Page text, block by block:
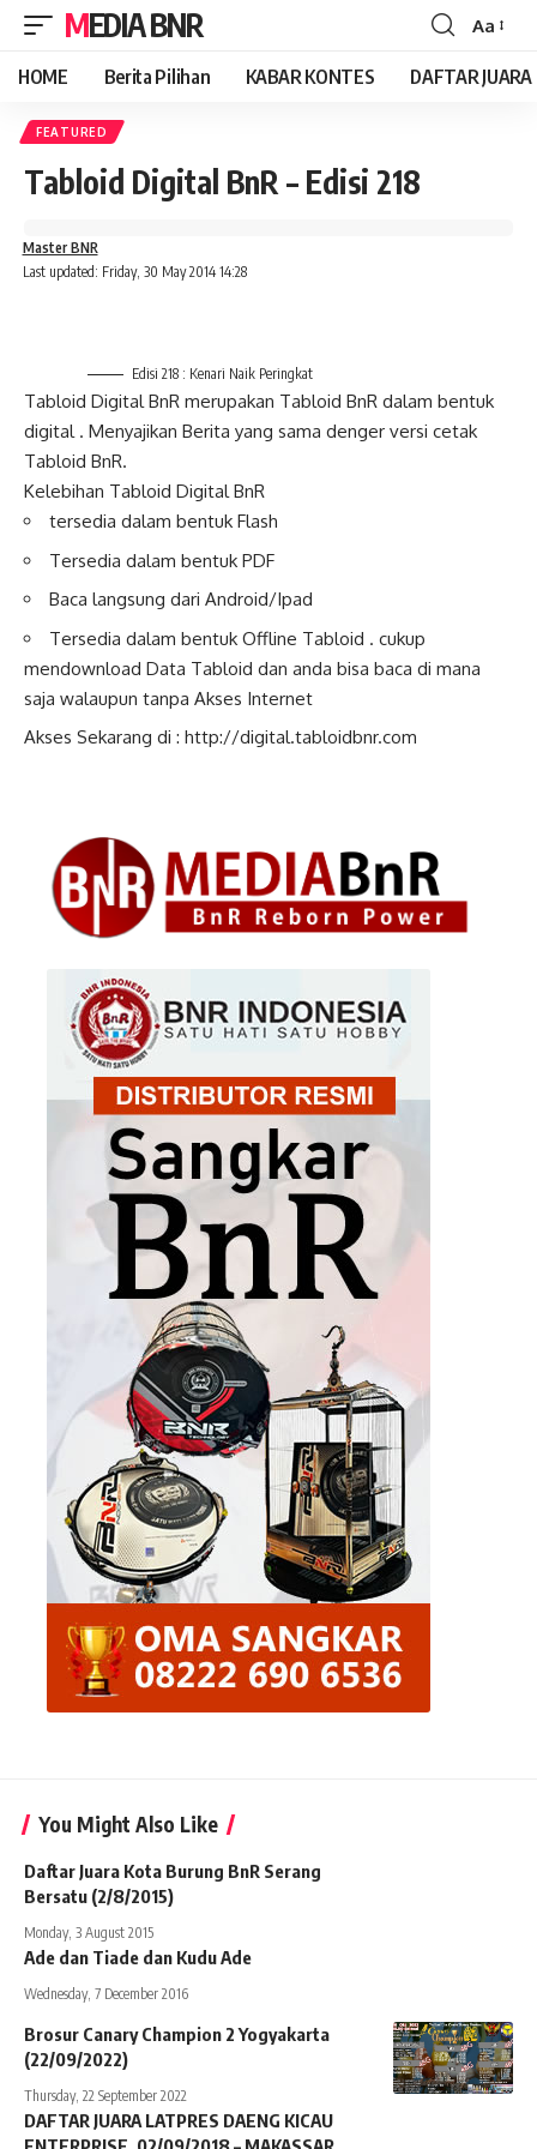
MEDIA BNR
Font
Resizer
Aa
HOME Berita Pilihan KABAR KONTES DAFTAR JUARA
FEATURED
Tabloid Digital BnR – Edisi 218
Last updated: Friday, 30 May 2014 14:28
Master BNR
Edisi 218 : Kenari Naik Peringkat
Tabloid Digital BnR merupakan Tabloid BnR dalam bentuk
digital . Menyajikan Berita yang sama denger versi cetak
Tabloid BnR.
Kelebihan Tabloid Digital BnR
tersedia dalam bentuk Flash
Tersedia dalam bentuk PDF
Baca langsung dari Android/Ipad
Tersedia dalam bentuk Offline Tabloid . cukup
mendownload Data Tabloid dan anda bisa baca di mana
saja walaupun tanpa Akses Internet
Akses Sekarang di : http://digital.tabloidbnr.com
You Might Also Like
Daftar Juara Kota Burung BnR Serang
Bersatu (2/8/2015)
Monday, 3 August 2015
Ade dan Tiade dan Kudu Ade
Wednesday, 7 December 2016
Brosur Canary Champion 2 Yogyakarta
(22/09/2022)
Thursday, 22 September 2022
DAFTAR JUARA LATPRES DAENG KICAU